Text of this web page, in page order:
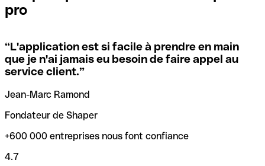
locales.
Si vous n'êtes pas sûr du code SWIFT que vous devriez
utiliser, nous avons développé un outil de recherche de
codes SWIFT par nom de banque.
vérification/recherche de codes SWIFT. Ainsi, vous pouvez
trouver et vérifier vos codes SWIFT avant de réaliser vos
transferts d’argent.
pro
“L'application est si facile à prendre en main
que je n'ai jamais eu besoin de faire appel au
service client.”
Jean-Marc Ramond
Fondateur de Shaper
+600 000 entreprises nous font confiance
4.7